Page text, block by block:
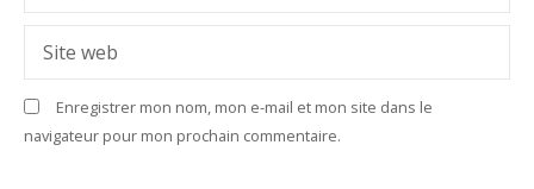
t
i
Site web
Enregistrer mon nom, mon e-mail et mon site dans le
navigateur pour mon prochain commentaire.